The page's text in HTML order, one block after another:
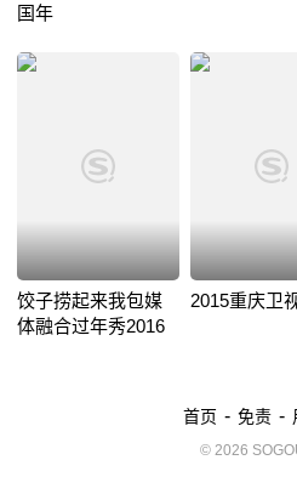
国年
饺子捞起来我包媒
体融合过年秀2016
2015重庆卫
首页 - 免责 -
© 2026